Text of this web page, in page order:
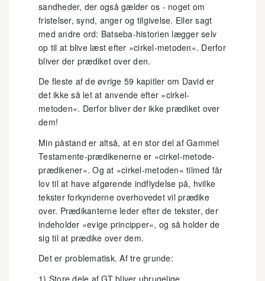
sandheder, der også gælder os - noget om
fristelser, synd, anger og tilgivelse. Eller sagt
med andre ord: Batseba-historien lægger selv
op til at blive læst efter »cirkel-metoden«. Derfor
bliver der prædiket over den.
De fleste af de øvrige 59 kapitler om David er
det ikke så let at anvende efter »cirkel-
metoden«. Derfor bliver der ikke prædiket over
dem!
Min påstand er altså, at en stor del af Gammel
Testamente-prædikenerne er »cirkel-metode-
prædikener«. Og at »cirkel-metoden« tilmed får
lov til at have afgørende indflydelse på, hvilke
tekster forkynderne overhovedet vil prædike
over. Prædikanterne leder efter de tekster, der
indeholder »evige principper«, og så holder de
sig til at prædike over dem.
Det er problematisk. Af tre grunde:
1) Store dele af GT bliver ubrugelige